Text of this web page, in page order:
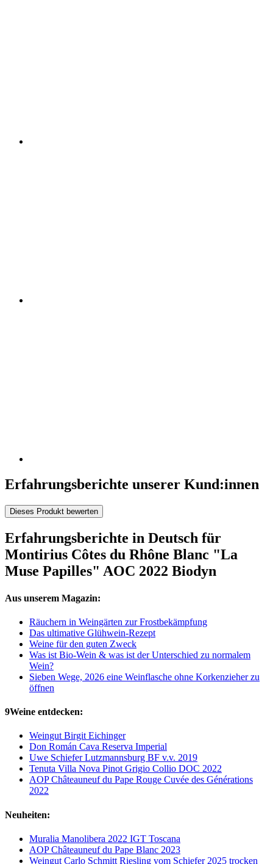
Erfahrungsberichte unserer Kund:innen
Dieses Produkt bewerten
Erfahrungsberichte in Deutsch für
Montirius Côtes du Rhône Blanc "La
Muse Papilles" AOC 2022 Biodyn
Aus unserem Magazin:
Räuchern in Weingärten zur Frostbekämpfung
Das ultimative Glühwein-Rezept
Weine für den guten Zweck
Was ist Bio-Wein & was ist der Unterschied zu normalem
Wein?
Sieben Wege, 2026 eine Weinflasche ohne Korkenzieher zu
öffnen
9Weine entdecken:
Weingut Birgit Eichinger
Don Román Cava Reserva Imperial
Uwe Schiefer Lutzmannsburg BF v.v. 2019
Tenuta Villa Nova Pinot Grigio Collio DOC 2022
AOP Châteauneuf du Pape Rouge Cuvée des Générations
2022
Neuheiten:
Muralia Manolibera 2022 IGT Toscana
AOP Châteauneuf du Pape Blanc 2023
Weingut Carlo Schmitt Riesling vom Schiefer 2025 trocken